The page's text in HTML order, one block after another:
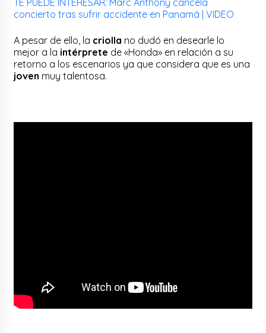
concierto tras sufrir accidente en Panamá | VIDEO
A pesar de ello, la criolla no dudó en desearle lo
mejor a la intérprete de «Honda» en relación a su
retorno a los escenarios ya que considera que es una
joven muy talentosa.